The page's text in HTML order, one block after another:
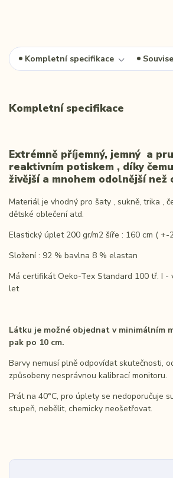
Kompletní specifikace
Kompletní specifikace
Extrémně příjemný, jemný a
reaktivním potiskem , díky
živější a mnohem odolnější
Materiál je vhodný pro šaty , sukně, trika ,
dětské oblečení atd.
Elastický úplet 200 gr/m2 šíře : 160 cm ( +-
Složení : 92 % bavlna 8 % elastan
Má certifikát Oeko-Tex Standard 100 tř. I -
let
Látku je možné objednat v minimálním
pak po 10 cm.
Barvy nemusí plně odpovídat skutečnosti,
způsobeny nesprávnou kalibrací monitoru.
Prát na 40°C, pro úplety se nedoporučuje
stupeň, nebělit, chemicky neošetřovat.